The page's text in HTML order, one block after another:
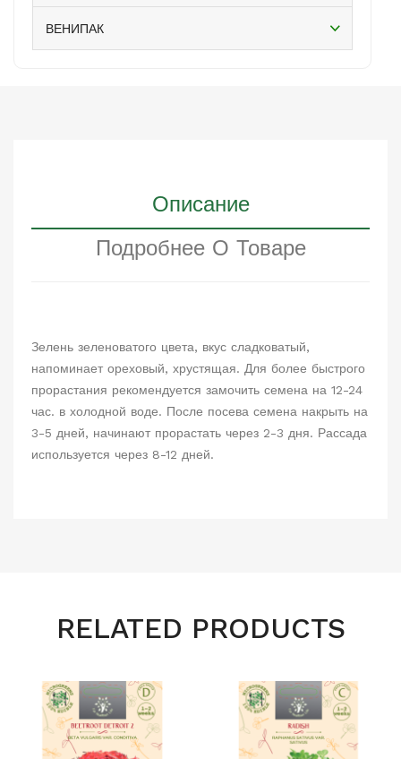
ВЕНИПАК
Описание
Подробнее О Товаре
Зелень зеленоватого цвета, вкус сладковатый,
напоминает ореховый, хрустящая. Для более быстрого
прорастания рекомендуется замочить семена на 12-24
час. в холодной воде. После посева семена накрыть на
3-5 дней, начинают прорастать через 2-3 дня. Рассада
используется через 8-12 дней.
RELATED PRODUCTS